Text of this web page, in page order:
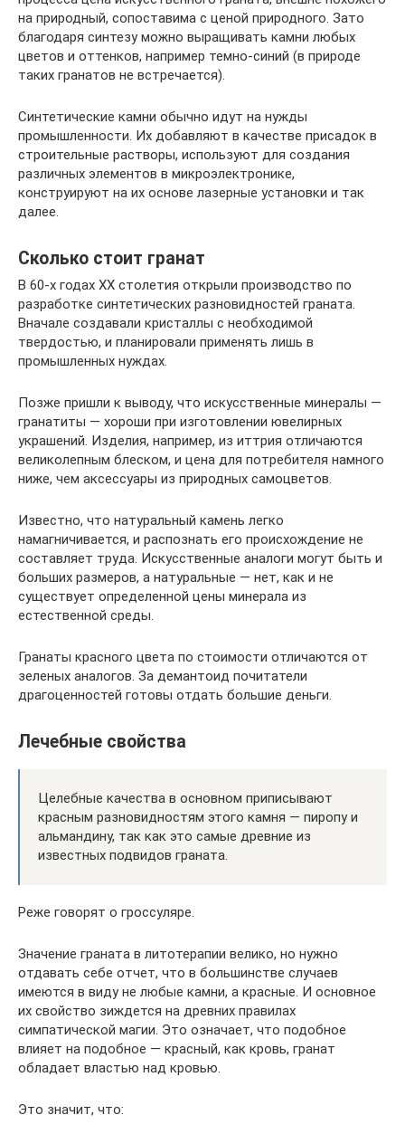
на природный, сопоставима с ценой природного. Зато
благодаря синтезу можно выращивать камни любых
цветов и оттенков, например темно-синий (в природе
таких гранатов не встречается).
Синтетические камни обычно идут на нужды
промышленности. Их добавляют в качестве присадок в
строительные растворы, используют для создания
различных элементов в микроэлектронике,
конструируют на их основе лазерные установки и так
далее.
Сколько стоит гранат
В 60-х годах XX столетия открыли производство по
разработке синтетических разновидностей граната.
Вначале создавали кристаллы с необходимой
твердостью, и планировали применять лишь в
промышленных нуждах.
Позже пришли к выводу, что искусственные минералы —
гранатиты — хороши при изготовлении ювелирных
украшений. Изделия, например, из иттрия отличаются
великолепным блеском, и цена для потребителя намного
ниже, чем аксессуары из природных самоцветов.
Известно, что натуральный камень легко
намагничивается, и распознать его происхождение не
составляет труда. Искусственные аналоги могут быть и
больших размеров, а натуральные — нет, как и не
существует определенной цены минерала из
естественной среды.
Гранаты красного цвета по стоимости отличаются от
зеленых аналогов. За демантоид почитатели
драгоценностей готовы отдать большие деньги.
Лечебные свойства
Целебные качества в основном приписывают
красным разновидностям этого камня — пиропу и
альмандину, так как это самые древние из
известных подвидов граната.
Реже говорят о гроссуляре.
Значение граната в литотерапии велико, но нужно
отдавать себе отчет, что в большинстве случаев
имеются в виду не любые камни, а красные. И основное
их свойство зиждется на древних правилах
симпатической магии. Это означает, что подобное
влияет на подобное — красный, как кровь, гранат
обладает властью над кровью.
Это значит, что: